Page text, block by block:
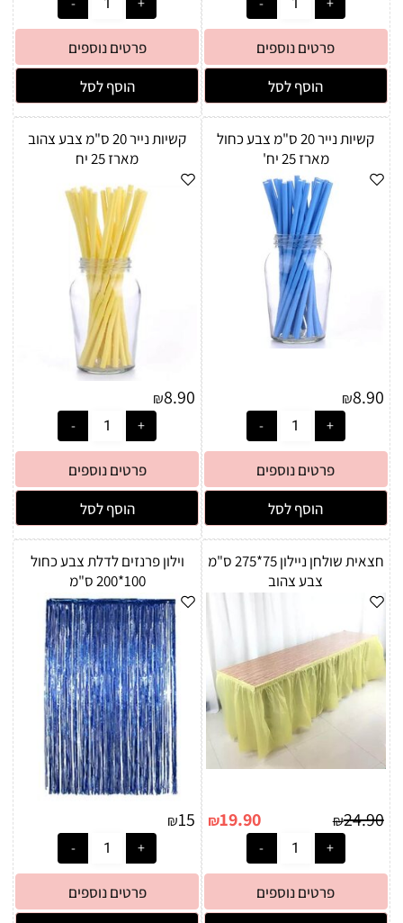
פרטים נוספים
הוסף לסל
פרטים נוספים
הוסף לסל
קשיות נייר 20 ס"מ צבע כחול
מארז 25 יח'
₪8.90
פרטים נוספים
הוסף לסל
קשיות נייר 20 ס"מ צבע צהוב
מארז 25 יח
₪8.90
פרטים נוספים
הוסף לסל
חצאית שולחן ניילון 75*275 ס"מ
צבע צהוב
₪24.90
₪19.90
פרטים נוספים
וילון פרנזים לדלת צבע כחול
100*200 ס"מ
₪15
פרטים נוספים